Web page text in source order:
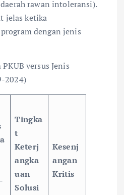
rawan intoleransi).
jelas ketika
dengan jenis
versus Jenis
2024)
Tingka
t
Keterj
angka
uan
Solusi
Kesenj
angan
Kritis